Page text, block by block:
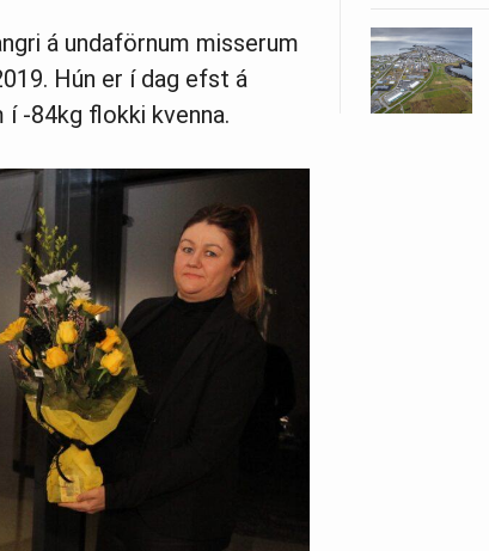
á undaförnum misserum
Hún er í dag efst á
-84kg flokki kvenna.